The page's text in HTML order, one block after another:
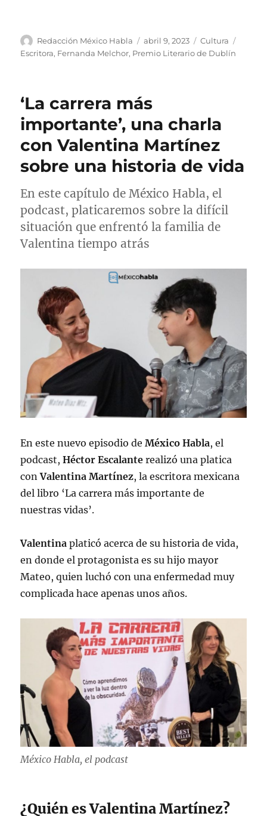
A
u
Redacción México Habla
P
u
c
d
o
e
l
abril 9, 2023
C
a
í
a
s
Cultura
Escritora, Fernanda Melchor, Premio Literario de Dublín
‘La carrera más
importante’, una charla
con Valentina Martínez
sobre una historia de vida
En este capítulo de México Habla, el
podcast, platicaremos sobre la difícil
situación que enfrentó la familia de
Valentina tiempo atrás
En este nuevo episodio de México Habla, el
podcast,Héctor Escalante realizó una platica
conValentina Martínez, la escritora mexicana
del libro ‘La carrera más importante de
nuestras vidas’.
Valentina platicó acerca de su historia de vida,
en donde el protagonista es su hijo mayor
Mateo, quien luchó con una enfermedad muy
complicada hace apenas unos años.
México Habla, el podcast
¿Quién es Valentina Martínez?